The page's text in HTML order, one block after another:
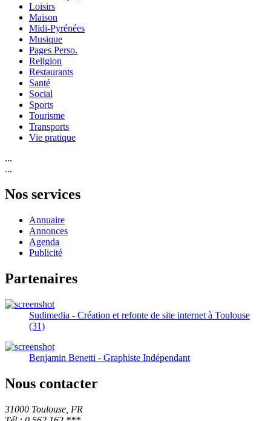
Loisirs
Maison
Midi-Pyrénées
Musique
Pages Perso.
Religion
Restaurants
Santé
Social
Sports
Tourisme
Transports
Vie pratique
...
...
Nos services
Annuaire
Annonces
Agenda
Publicité
Partenaires
Sudimedia - Création et refonte de site internet à Toulouse
(31)
Benjamin Benetti - Graphiste Indépendant
Nous contacter
31000 Toulouse, FR